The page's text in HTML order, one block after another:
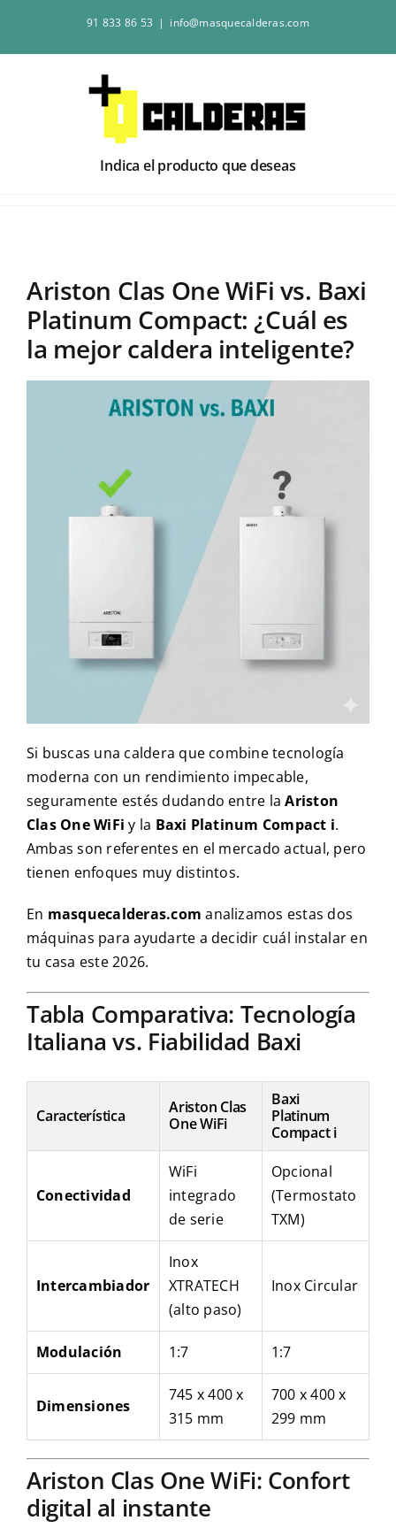
contenido
91 833 86 53 | info@masquecalderas.com
Indica el producto que deseas
Ariston Clas One WiFi vs. Baxi
Platinum Compact: ¿Cuál es
la mejor caldera inteligente?
Si buscas una caldera que combine tecnología
moderna con un rendimiento impecable,
seguramente estés dudando entre laAriston
Clas One WiFi y la Baxi Platinum Compact i.
Ambas son referentes en el mercado actual, pero
tienen enfoques muy distintos.
En masquecalderas.com analizamos estas dos
máquinas para ayudarte a decidir cuál instalar en
tu casa este 2026.
Tabla Comparativa: Tecnología
Italiana vs. Fiabilidad Baxi
Característica
Ariston Clas
One WiFi
Baxi
Platinum
Compact i
Conectividad
WiFi
integrado
de serie
Opcional
(Termostato
TXM)
Intercambiador
Inox
XTRATECH
(alto paso)
Inox Circular
Modulación 1:7 1:7
Dimensiones
745 x 400 x
315 mm
700 x 400 x
299 mm
Ariston Clas One WiFi: Confort
digital al instante